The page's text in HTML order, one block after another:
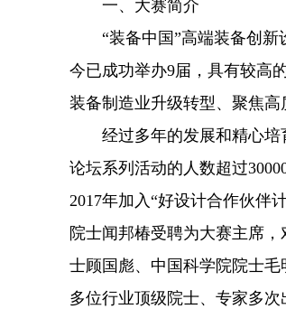
一、大赛简介
“装备中国”高端装备创新设
今已成功举办9届，具有较高
装备制造业升级转型、聚焦高
经过多年的发展和精心培育
论坛系列活动的人数超过
2017年加入“好设计合作伙伴
院士闻邦椿受聘为大赛主席
士顾国彪、中国科学院院士
多位行业顶级院士、专家多次